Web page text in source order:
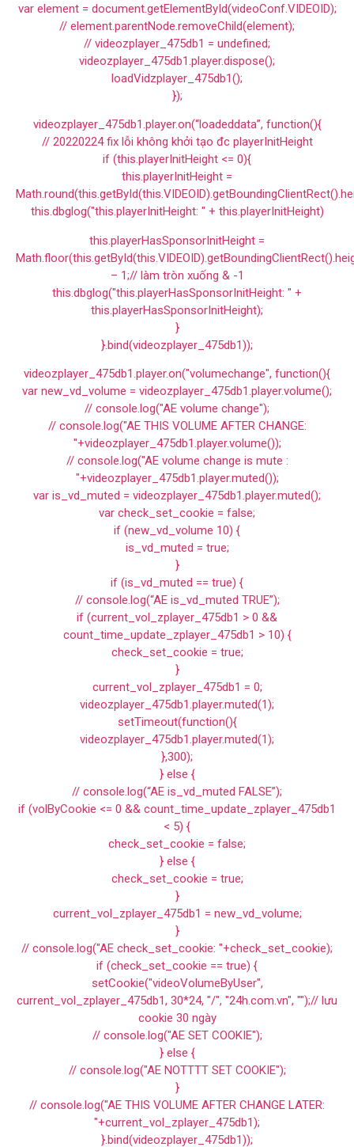
var element = document.getElementById(videoConf.VIDEOID);
// element.parentNode.removeChild(element);
// videozplayer_475db1 = undefined;
videozplayer_475db1.player.dispose();
loadVidzplayer_475db1();
});
videozplayer_475db1.player.on(“loadeddata”, function(){
// 20220224 fix lỗi không khởi tạo đc playerInitHeight
if (this.playerInitHeight <= 0){
this.playerInitHeight =
this.dbglog("this.playerInitHeight: " + this.playerInitHeight)
this.playerHasSponsorInitHeight =
– 1;// làm tròn xuống & -1
this.dbglog("this.playerHasSponsorInitHeight: " +
this.playerHasSponsorInitHeight);
}
}.bind(videozplayer_475db1));
videozplayer_475db1.player.on("volumechange", function(){
var new_vd_volume = videozplayer_475db1.player.volume();
// console.log("AE volume change");
// console.log("AE THIS VOLUME AFTER CHANGE:
"+videozplayer_475db1.player.volume());
// console.log("AE volume change is mute :
"+videozplayer_475db1.player.muted());
var is_vd_muted = videozplayer_475db1.player.muted();
var check_set_cookie = false;
if (new_vd_volume 10) {
is_vd_muted = true;
}
if (is_vd_muted == true) {
// console.log(“AE is_vd_muted TRUE”);
if (current_vol_zplayer_475db1 > 0 &&
count_time_update_zplayer_475db1 > 10) {
check_set_cookie = true;
}
current_vol_zplayer_475db1 = 0;
videozplayer_475db1.player.muted(1);
setTimeout(function(){
videozplayer_475db1.player.muted(1);
},300);
} else {
// console.log(“AE is_vd_muted FALSE”);
if (volByCookie <= 0 && count_time_update_zplayer_475db1
< 5) {
check_set_cookie = false;
} else {
check_set_cookie = true;
}
current_vol_zplayer_475db1 = new_vd_volume;
}
// console.log("AE check_set_cookie: "+check_set_cookie);
if (check_set_cookie == true) {
setCookie("videoVolumeByUser",
current_vol_zplayer_475db1, 30*24, "/", "24h.com.vn", "");// lưu
cookie 30 ngày
// console.log("AE SET COOKIE");
} else {
// console.log("AE NOTTTT SET COOKIE");
}
// console.log("AE THIS VOLUME AFTER CHANGE LATER:
"+current_vol_zplayer_475db1);
}.bind(videozplayer_475db1));